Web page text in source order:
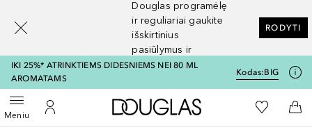
Douglas programėlę
ir reguliariai gaukite
išskirtinius
pasiūlymus ir
nuolaidas
RODYTI
IKI 25%* ATRINKTIEMS DIDESNIEMS NEI 80 ML
AROMATAMS
Kodas:BIG
MeniuAtidaryti meniuĮ mano paskyrą
Į Douglas pagrindinį
Į mano
Į
Grįžk atgal
Vykdykite paiešką
[navigation.slideout.screenreader]